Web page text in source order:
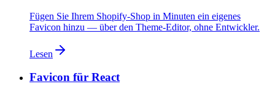
Fügen Sie Ihrem Shopify-Shop in Minuten ein eigenes
Favicon hinzu — über den Theme-Editor, ohne Entwickler.
Lesen
Favicon für React